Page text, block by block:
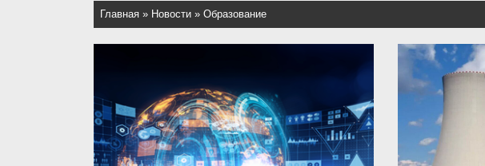
Главная » Новости » Образование